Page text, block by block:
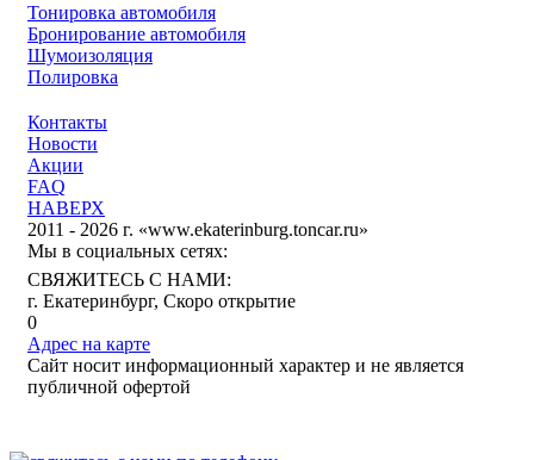
Контакты
Новости
Акции
FAQ
НАВЕРХ
2011 - 2026 г. «www.ekaterinburg.toncar.ru»
Тонировка автомобиля
Бронирование автомобиля
Шумоизоляция
Полировка
Мы в социальных сетях:
СВЯЖИТЕСЬ С НАМИ:
г. Екатеринбург, Скоро открытие
0
Адрес на карте
Сайт носит информационный характер и не является
публичной офертой